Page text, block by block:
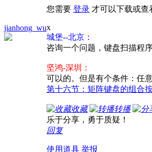
jianhong_wu
您需要 登录 才可以下载或查
x
城堡--北京：
咨询一个问题，键盘扫描程
坚鸿-深圳：
可以的。但是有个条件：任
第十六节：矩阵键盘的组合按
收藏 转播
乐于分享，勇于质疑！
回复
使用道具 举报